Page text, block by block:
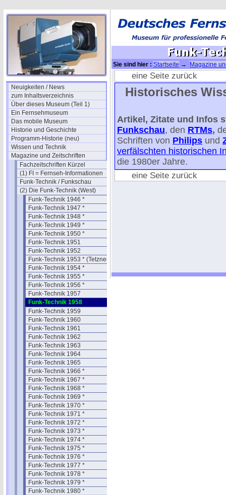
Neuigkeiten / News
zum Inhaltsverzeichnis
Über dieses Museum (Teil 1)
Ein Fernsehmuseum
Das mobile Museum
Historie und Geschichte
Programm-Historie (neu)
Wissen und Technik
Magazine und Zeitschriften
Fachzeitschriften Kürzel
(1) FI = Fernseh-Informationen
Funk-Technik / Funkschau
(2) Die Funk-Technik (West)
Funk-Technik 1946 *
Funk-Technik 1947 *
Funk-Technik 1948 *
Funk-Technik 1949 *
Funk-Technik 1950 *
Funk-Technik 1951
Funk-Technik 1952
Funk-Technik 1953 * (Tetzner)
Funk-Technik 1954 *
Funk-Technik 1955 *
Funk-Technik 1956 *
Funk-Technik 1957
Funk-Technik 1958
Funk-Technik 1959
Funk-Technik 1960
Funk-Technik 1961
Funk-Technik 1962
Funk-Technik 1963
Funk-Technik 1964
Funk-Technik 1965
Funk-Technik 1966 *
Funk-Technik 1967 *
Funk-Technik 1968 *
Funk-Technik 1969 *
Funk-Technik 1970 *
Funk-Technik 1971 *
Funk-Technik 1972 *
Funk-Technik 1973 *
Funk-Technik 1974 *
Funk-Technik 1975 *
Funk-Technik 1976 *
Funk-Technik 1977 *
Funk-Technik 1978 *
Funk-Technik 1979 *
Funk-Technik 1980 *
Sie sind hier : Startseite →
Magazine
1958
eine Seite zurück
Historisches
Artikel, Zitate und Infos
Funkschau, den RTMs,
Schriften von Philips und
verfälschten historischen
die 1980er Jahre.
eine Seite zurück